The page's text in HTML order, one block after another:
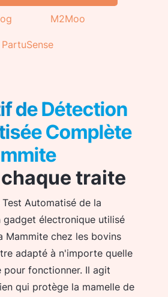
M2Moo
PartuSense
de Détection
Complète
traite
Automatisé de la
gadget électronique utilisé
Mammite chez les bovins
adapté à n'importe quelle
pour fonctionner. Il agit
qui protège la mamelle de